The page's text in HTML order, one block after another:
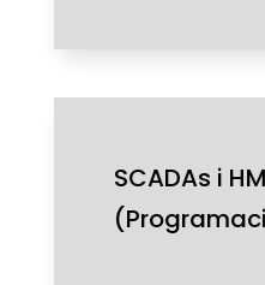
SCADAs i